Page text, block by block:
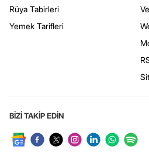
Rüya Tabirleri
Yemek Tarifleri
BİZİ TAKİP EDİN